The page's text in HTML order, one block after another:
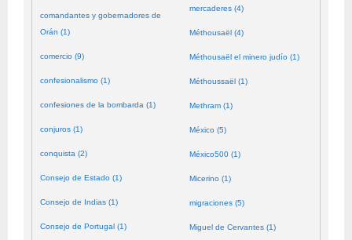
comandantes y gobernadores de
Orán (1)
comercio (9)
confesionalismo (1)
confesiones de la bombarda (1)
conjuros (1)
conquista (2)
Consejo de Estado (1)
Consejo de Indias (1)
Consejo de Portugal (1)
mercaderes (4)
Méthousaël (4)
Méthousaël el minero judío (1)
Méthoussaël (1)
Methram (1)
México (5)
México500 (1)
Micerino (1)
migraciones (5)
Miguel de Cervantes (1)